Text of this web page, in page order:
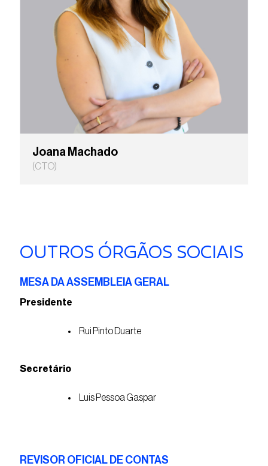
Joana Machado
(CTO)
OUTROS ÓRGÃOS SOCIAIS
MESA DA ASSEMBLEIA GERAL
Presidente
Rui Pinto Duarte
Secretário
Luis Pessoa Gaspar
REVISOR OFICIAL DE CONTAS